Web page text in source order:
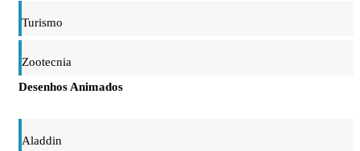
Turismo
Zootecnia
Desenhos Animados
Aladdin